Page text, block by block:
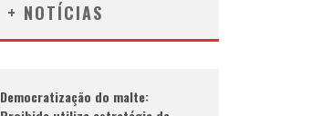
+ NOTÍCIAS
Democratização do malte: